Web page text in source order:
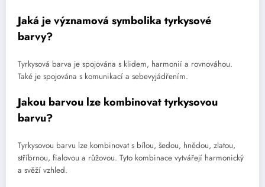
Jaká je významová symbolika tyrkysové
barvy?
Tyrkysová barva je spojována s klidem, harmonií a rovnováhou.
Také je spojována s komunikací a sebevyjádřením.
Jakou barvou lze kombinovat tyrkysovou
barvu?
Tyrkysovou barvu lze kombinovat s bílou, šedou, hnědou, zlatou,
stříbrnou, fialovou a růžovou. Tyto kombinace vytvářejí harmonický
a svěží vzhled.